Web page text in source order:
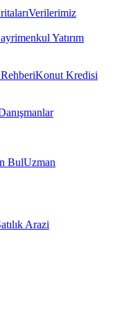
Verilerimiz
Yatırım
Konut Kredisi
BulUzman
Arazi